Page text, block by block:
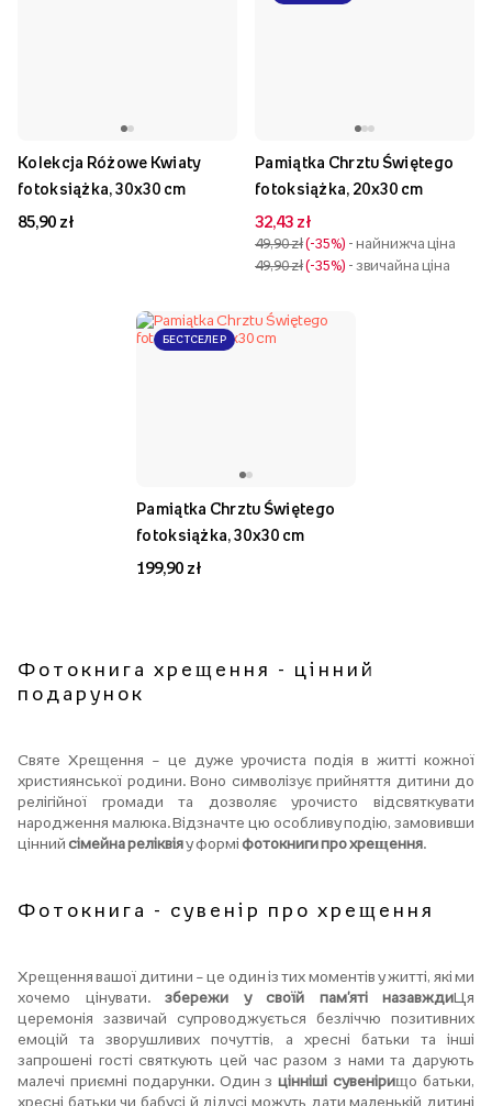
Kolekcja Różowe Kwiaty
fotoksiążka, 30x30 cm
85,90 zł
Pamiątka Chrztu Świętego
fotoksiążka, 20x30 cm
32,43 zł
49,90 zł -35% - найнижча ціна
49,90 zł -35% - звичайна ціна
БЕСТСЕЛЕР
Pamiątka Chrztu Świętego
fotoksiążka, 30x30 cm
199,90 zł
Фотокнига хрещення - цінний
подарунок
Святе Хрещення – це дуже урочиста подія в житті кожної
християнської родини. Воно символізує прийняття дитини до
релігійної громади та дозволяє урочисто відсвяткувати
народження малюка. Відзначте цю особливу подію, замовивши
цінний сімейна реліквіяу формі фотокниги про хрещення.
Фотокнига - сувенір про хрещення
Хрещення вашої дитини – це один із тих моментів у житті, які ми
хочемо цінувати. збережи у своїй пам'яті назавждиЦя
церемонія зазвичай супроводжується безліччю позитивних
емоцій та зворушливих почуттів, а хресні батьки та інші
запрошені гості святкують цей час разом з нами та дарують
малечі приємні подарунки. Один зцінніші сувенірищо батьки,
хресні батьки чи бабусі й дідусі можуть дати маленькій дитині